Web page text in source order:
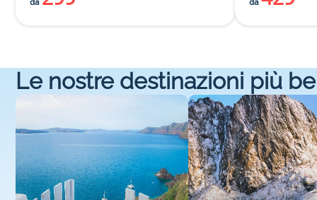
Le nostre destinazioni più